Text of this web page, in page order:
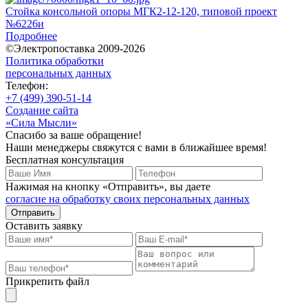
Стойка консольной опоры МГК2-12-120, типовой проект
№6226и
Подробнее
©Электропоставка 2009-2026
Политика обработки
персональных данных
Телефон:
+7 (499) 390-51-14
Создание сайта
«Сила Мысли»
Спасибо за ваше обращение!
Наши менеджеры свяжутся с вами в ближайшее время!
Бесплатная консультация
Нажимая на кнопку «Отправить», вы даете
согласие на обработку своих персональных данных
Отправить
Оставить заявку
Прикрепить файл